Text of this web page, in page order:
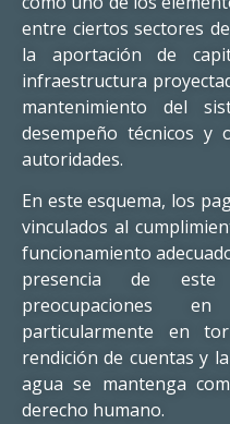
entre ciertos sectores
la aportación de
infraestructura
mantenimiento del
desempeño técnicos y
autoridades.
En este esquema, los
vinculados al
funcionamiento
presencia de
preocupaciones
particularmente en
rendición de cuentas y
agua se mantenga
derecho humano.